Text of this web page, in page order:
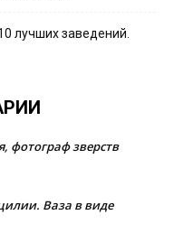
лучших заведений.
фотограф зверств
Ваза в виде